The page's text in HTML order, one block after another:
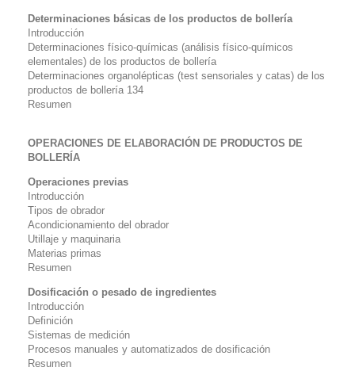
Determinaciones básicas de los productos de bollería
Introducción
Determinaciones físico-químicas (análisis físico-químicos
elementales) de los productos de bollería
Determinaciones organolépticas (test sensoriales y catas) de los
productos de bollería 134
Resumen
OPERACIONES DE ELABORACIÓN DE PRODUCTOS DE
BOLLERÍA
Operaciones previas
Introducción
Tipos de obrador
Acondicionamiento del obrador
Utillaje y maquinaria
Materias primas
Resumen
Dosificación o pesado de ingredientes
Introducción
Definición
Sistemas de medición
Procesos manuales y automatizados de dosificación
Resumen